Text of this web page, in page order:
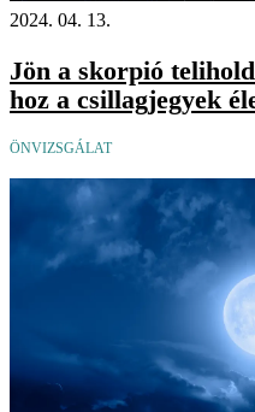
2024. 04. 13.
Jön a skorpió
hoz a csillagjegyek
ÖNVIZSGÁLAT